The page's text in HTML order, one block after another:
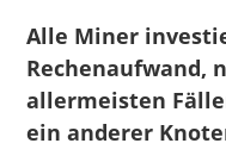
Alle Miner
Rechenaufwand,
allermeisten
ein anderer